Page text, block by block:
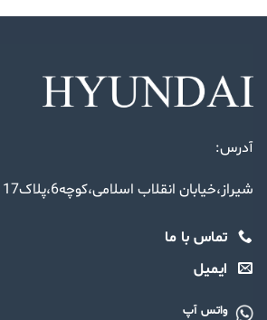
آدرس:
شیراز،خیابان انقلاب اسلامی،کوچه6،پلاک17
تماس با ما
ایمیل
واتس آپ